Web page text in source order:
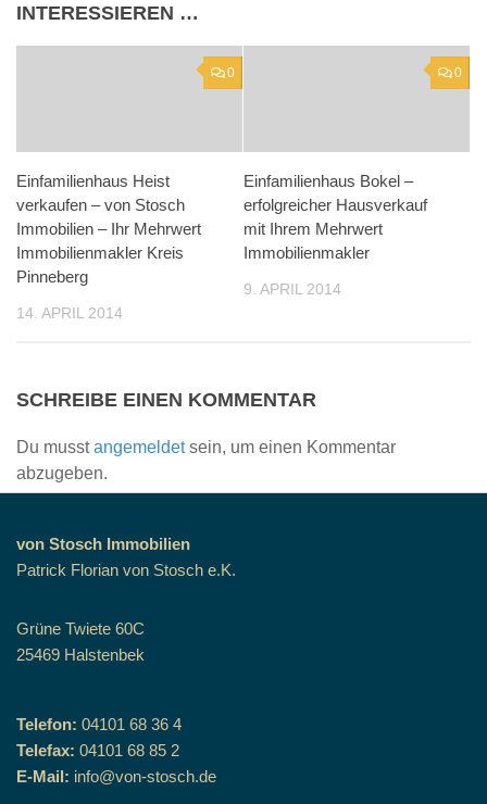
INTERESSIEREN …
0
Einfamilienhaus Heist
verkaufen – von Stosch
Immobilien – Ihr Mehrwert
Immobilienmakler Kreis
Pinneberg
14. APRIL 2014
0
Einfamilienhaus Bokel –
erfolgreicher Hausverkauf
mit Ihrem Mehrwert
Immobilienmakler
9. APRIL 2014
SCHREIBE EINEN KOMMENTAR
Du musstangemeldetsein, um einen Kommentar
abzugeben.
von Stosch Immobilien
Patrick Florian von Stosch e.K.
Grüne Twiete 60C
25469 Halstenbek
Telefon: 04101 68 36 4
Telefax: 04101 68 85 2
E-Mail: info@von-stosch.de